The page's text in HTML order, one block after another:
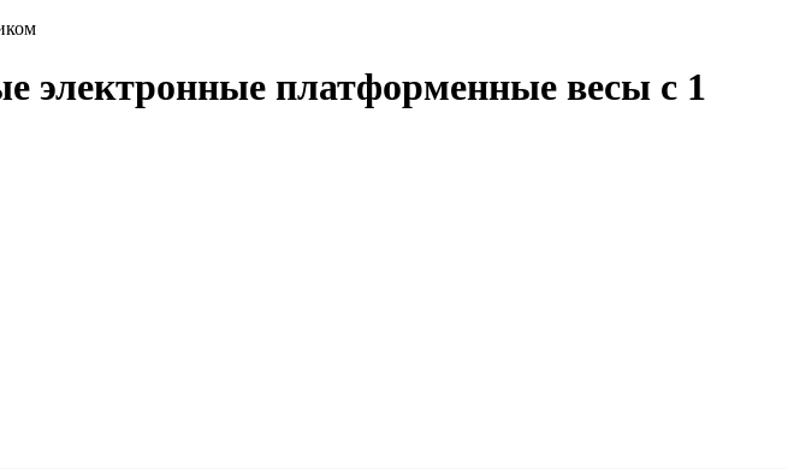
платформенные весы с 1